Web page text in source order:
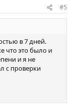
#5
в 7 дней.
что это было и
и я не
с проверки